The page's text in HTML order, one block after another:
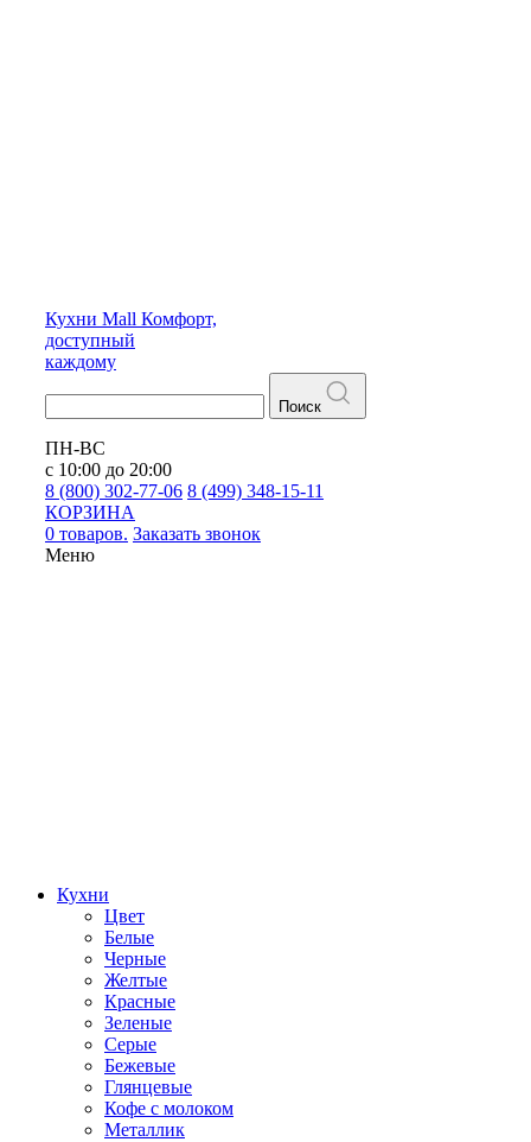
Кухни Mall Комфорт,
доступный
каждому
Поиск
ПН-ВС
с 10:00 до 20:00
8 (800) 302-77-06 8 (499) 348-15-11
КОРЗИНА
0 товаров. Заказать звонок
Меню
Кухни
Цвет
Белые
Черные
Желтые
Красные
Зеленые
Серые
Бежевые
Глянцевые
Кофе с молоком
Металлик